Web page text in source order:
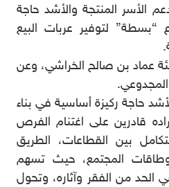
الأسر المنتجة والأشد حاجة
لتوفير عربات البيع
عماد بن صالح الخراشي، وعن
حاجة ركيزة أساسية في بناء
قادرين على اغتنام الفرص
بين القطاعات، الطريق
وطاقات المجتمع، حيث تسهم
الحد من الفقر وآثاره، وتحول